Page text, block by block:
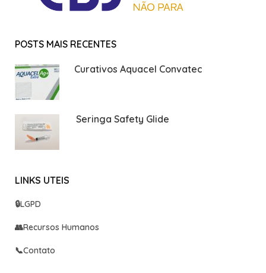
POSTS MAIS RECENTES
Curativos Aquacel Convatec
Seringa Safety Glide
LINKS UTEIS
🔒LGPD
👥Recursos Humanos
📞Contato